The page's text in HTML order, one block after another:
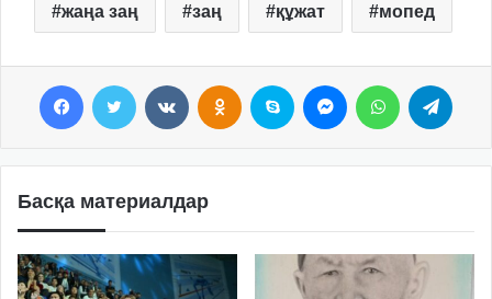
жаңа заң заң құжат мопед
Басқа материалдар